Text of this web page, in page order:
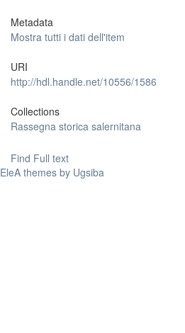
Metadata
Mostra tutti i dati dell'item
URI
http://hdl.handle.net/10556/1586
Collections
Rassegna storica salernitana
Find Full text
EleA themes by Ugsiba